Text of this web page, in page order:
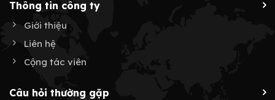
Thông tin công ty
Giới thiệu
Liên hệ
Cộng tác viên
Câu hỏi thường gặp